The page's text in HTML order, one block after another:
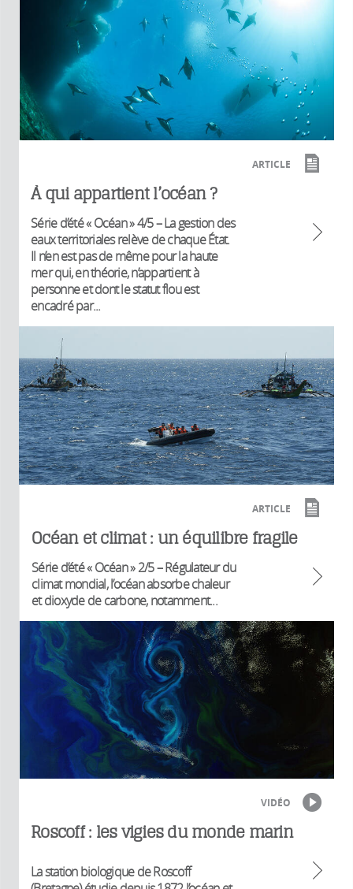
ARTICLE
À qui appartient l’océan ?
Série d’été « Océan » 4/5 – La gestion des
eaux territoriales relève de chaque État.
Il n’en est pas de même pour la haute
mer qui, en théorie, n’appartient à
personne et dont le statut flou est
encadré par...
ARTICLE
Océan et climat : un équilibre fragile
Série d’été « Océan » 2/5 – Régulateur du
climat mondial, l’océan absorbe chaleur
et dioxyde de carbone, notamment...
VIDÉO
Roscoff : les vigies du monde marin
La station biologique de Roscoff